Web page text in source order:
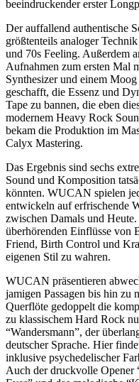
beeindruckender erster
Der auffallend authentische
größtenteils analoger
und 70s Feeling. Außerdem
Aufnahmen zum ersten Mal
Synthesizer und einem
geschafft, die Essenz und
Tape zu bannen, die eben
modernem Heavy Rock
bekam die Produktion im
Calyx Mastering.
Das Ergebnis sind sechs
Sound und Komposition
könnten. WUCAN spielen
entwickeln auf erfrischende
zwischen Damals und
überhörenden Einflüsse von
Friend, Birth Control und
eigenen Stil zu wahren.
WUCAN präsentieren
jamigen Passagen bis hin zu
Querflöte gedoppelt die
zu klassischem Hard Rock
“Wandersmann”, der
deutscher Sprache. Hier
inklusive psychedelischer
Auch der druckvolle Opener